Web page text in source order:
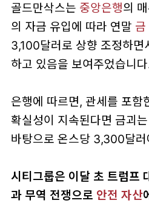
골드만삭스는 중앙은행의
의 자금 유입에 따라 연말 금
3,100달러로 상향 조정하면
하고 있음을 보여주었습니
은행에 따르면, 관세를 포함
확실성이 지속된다면 금괴
바탕으로 온스당 3,300달
시티그룹은 이달 초 트럼프
과 무역 전쟁으로 안전 자산